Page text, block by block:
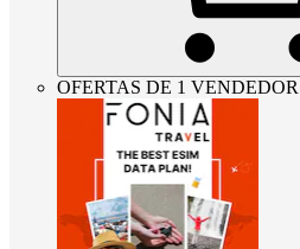
OFERTAS DE 1 VENDEDOR